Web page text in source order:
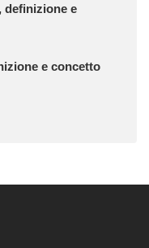
definizione e
e concetto